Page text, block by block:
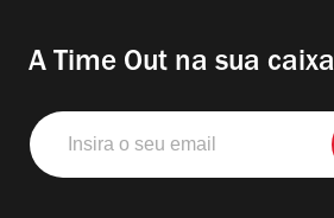
A Time Out na sua
Insira
o
seu